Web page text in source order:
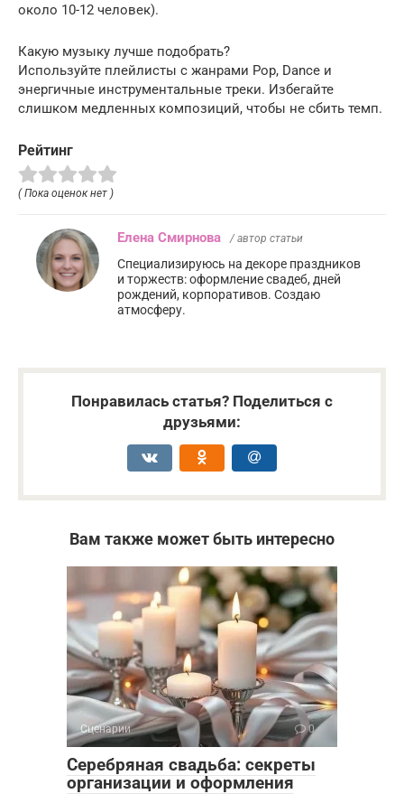
около 10-12 человек).
Какую музыку лучше подобрать?
Используйте плейлисты с жанрами Pop, Dance и
энергичные инструментальные треки. Избегайте
слишком медленных композиций, чтобы не сбить темп.
Рейтинг
( Пока оценок нет )
Елена Смирнова / автор статьи
Специализируюсь на декоре праздников
и торжеств: оформление свадеб, дней
рождений, корпоративов. Создаю
атмосферу.
Понравилась статья? Поделиться с
друзьями:
Вам также может быть интересно
Сценарии 0
Серебряная свадьба: секреты
организации и оформления